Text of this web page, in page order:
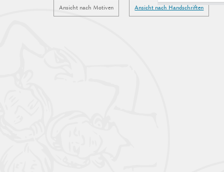
Ansicht nach Handschriften
Ansicht nach Motiven